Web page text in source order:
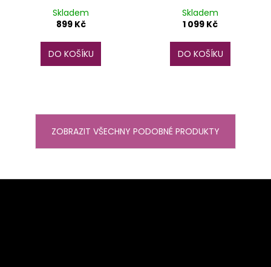
Skladem
899 Kč
DO KOŠÍKU
Skladem
1 099 Kč
DO KOŠÍKU
ZOBRAZIT VŠECHNY PODOBNÉ PRODUKTY
Z